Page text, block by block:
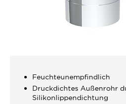
Feuchteunempfindlich
Druckdichtes Außenrohr
Silikonlippendichtung